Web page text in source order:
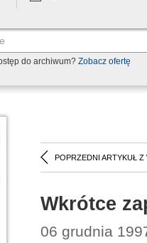
do archiwum? Zobacz ofertę
POPRZEDNI ARTYKUŁ Z
Wkrótce
06 grudnia